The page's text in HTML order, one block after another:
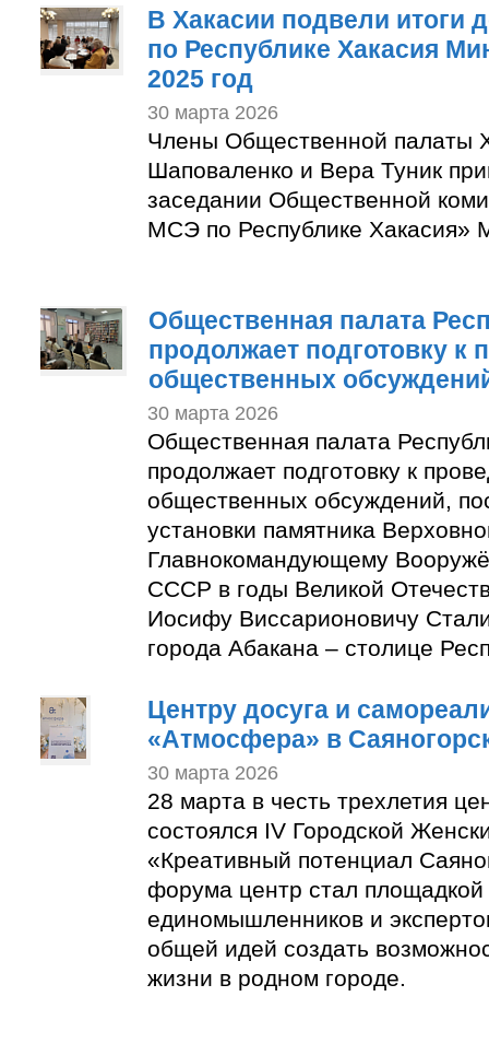
В Хакасии подвели итоги
по Республике Хакасия
2025 год
30 марта 2026
Члены Общественной палаты
Шаповаленко и Вера Туник
заседании Общественной
МСЭ по Республике Хакасия»
Общественная палата
продолжает подготовку к
общественных
30 марта 2026
Общественная палата
продолжает подготовку к
общественных обсуждений,
установки памятника
Главнокомандующему
СССР в годы Великой
Иосифу Виссарионовичу
города Абакана – столице
Центру досуга и
«Атмосфера» в
30 марта 2026
28 марта в честь трехлетия
состоялся IV Городской
«Креативный потенциал
форума центр стал площадкой
единомышленников и
общей идей создать
жизни в родном городе.